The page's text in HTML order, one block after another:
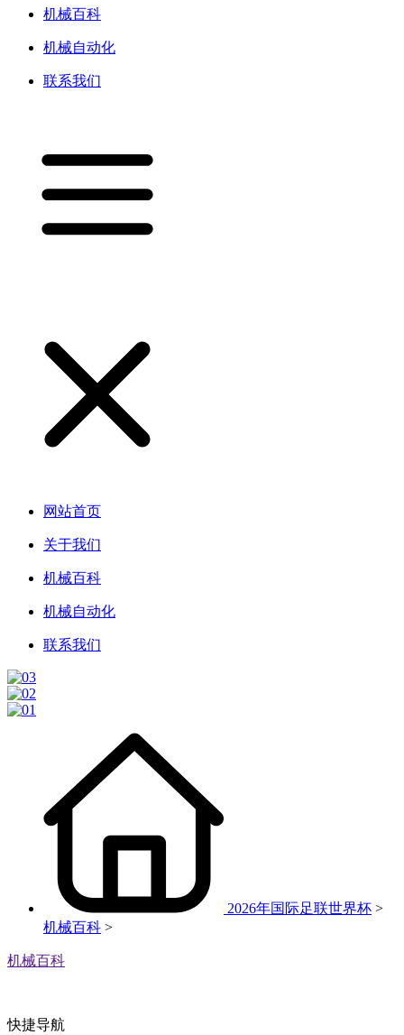
机械百科
机械自动化
联系我们
网站首页
关于我们
机械百科
机械自动化
联系我们
2026年国际足联世界杯 >
机械百科 >
机械百科
快捷导航